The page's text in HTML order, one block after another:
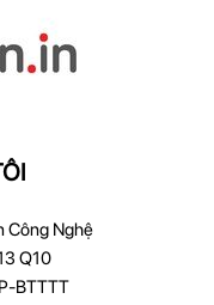
Công Nghệ
Q10
BTTTT